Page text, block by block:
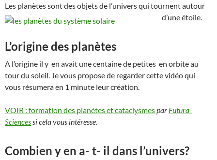
Les planètes sont des objets de l’univers qui tournent autour
d’une étoile.
L’origine des planètes
A l’origine il y en avait une centaine de petites en orbite au
tour du soleil. Je vous propose de regarder cette vidéo qui
vous résumera en 1 minute leur création.
VOIR : formation des planètes et cataclysmespar Futura-
Sciencessi cela vous intéresse.
Combien y en a- t- il dans l’univers?